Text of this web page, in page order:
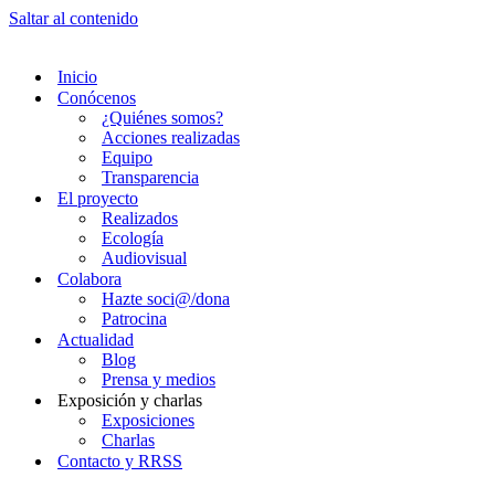
Saltar al contenido
Inicio
Conócenos
¿Quiénes somos?
Acciones realizadas
Equipo
Transparencia
El proyecto
Realizados
Ecología
Audiovisual
Colabora
Hazte soci@/dona
Patrocina
Actualidad
Blog
Prensa y medios
Exposición y charlas
Exposiciones
Charlas
Contacto y RRSS